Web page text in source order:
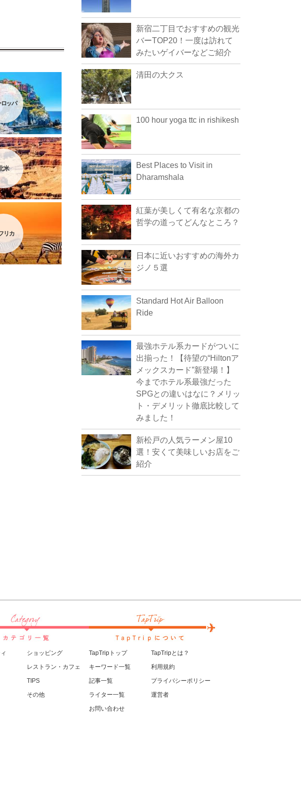
ッパ
米
リカ
新宿二丁目でおすすめの観光
バーTOP20！一度は訪れて
みたいゲイバーなどご紹介
清田の大クス
100 hour yoga ttc in rishikesh
Best Places to Visit in
Dharamshala
紅葉が美しくて有名な京都の
哲学の道ってどんなところ？
日本に近いおすすめの海外カ
ジノ５選
Standard Hot Air Balloon
Ride
最強ホテル系カードがついに
出揃った！【待望の“Hiltonア
メックスカード”新登場！】
今までホテル系最強だった
SPGとの違いはなに？メリッ
ト・デメリット徹底比較して
みました！
新松戸の人気ラーメン屋10
選！安くて美味しいお店をご
紹介
ショッピング
レストラン・カフェ
TIPS
その他
TapTripトップ
キーワード一覧
記事一覧
ライター一覧
お問い合わせ
TapTripとは？
利用規約
プライバシーポリシー
運営者